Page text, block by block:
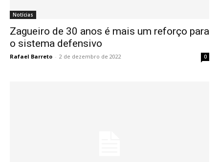
Notícias
Zagueiro de 30 anos é mais um reforço para
o sistema defensivo
Rafael Barreto - 2 de dezembro de 2022 0